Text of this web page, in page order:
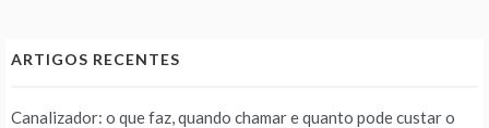
ARTIGOS RECENTES
Canalizador: o que faz, quando chamar e quanto pode custar o